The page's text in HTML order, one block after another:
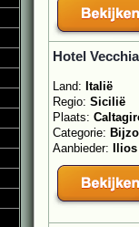
Hotel
Land: Italië
Regio: Sicilië
Plaats:
Categorie:
Aanbieder: